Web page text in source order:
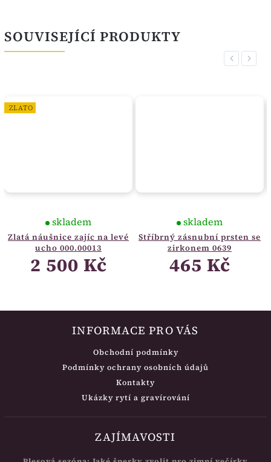
SOUVISEJÍCÍ PRODUKTY
Previous
ZLATO
Zlatá náušnice zajíc na levé
ucho 000.00013
skladem
2 500 Kč
Stříbrný zásnubní prsten se
zirkonem 0639
skladem
465 Kč
Next
INFORMACE PRO VÁS
Obchodní podmínky
Podmínky ochrany osobních údajů
Kontakty
Ukázky rytí a gravírování
ZAJÍMAVOSTI